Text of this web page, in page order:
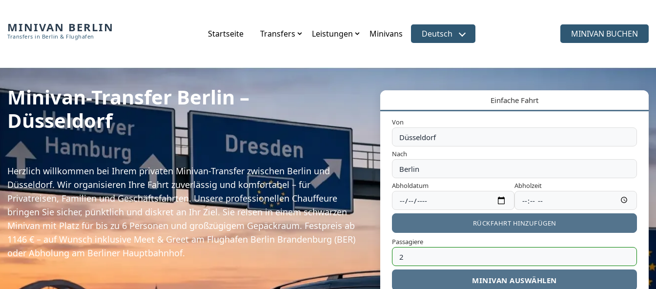
MINIVAN BERLIN
Transfers in Berlin & Flughafen Startseite Transfers Leistungen Minivans Sprache wählen
Deutsch MINIVAN BUCHEN
Minivan-Transfer Berlin –
Düsseldorf
Herzlich willkommen bei Ihrem privaten Minivan-Transfer zwischen Berlin und
Düsseldorf. Wir organisieren Ihre Fahrt zuverlässig und komfortabel – für
Privatreisen, Familien und Geschäftsfahrten. Unsere professionellen Chauffeure
bringen Sie sicher, pünktlich und diskret an Ihr Ziel. Sie reisen in einem schwarzen
Minivan mit Platz für bis zu 6 Personen und großzügigem Gepäckraum. Festpreis ab
1146 € – auf Wunsch inklusive Meet & Greet am Flughafen Berlin Brandenburg (BER)
oder Abholung am Berliner Hauptbahnhof.
Einfache Fahrt
Von
Nach
Abholdatum Abholzeit
RÜCKFAHRT HINZUFÜGEN
Passagiere
MINIVAN AUSWÄHLEN